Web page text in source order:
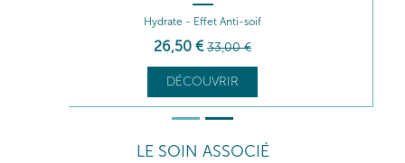
Hydrate - Effet Anti-soif
26,50 € 33,00 €
DÉCOUVRIR
LE SOIN ASSOCIÉ